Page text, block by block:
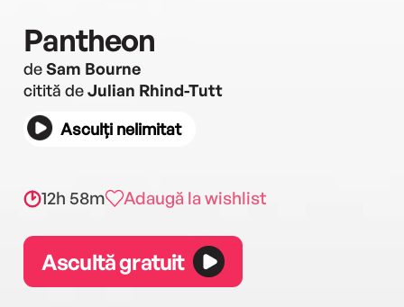
Pantheon
deSam Bourne
citită deJulian Rhind-Tutt
Asculți nelimitat
12h 58m Adaugă la wishlist
Ascultă gratuit